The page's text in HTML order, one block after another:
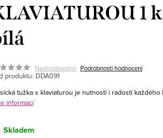
1
Neohodnoceno Podrobnosti hodnocení
produktu: DDA091
tužka s klaviaturou je nutností i radostí každého
informací
Skladem